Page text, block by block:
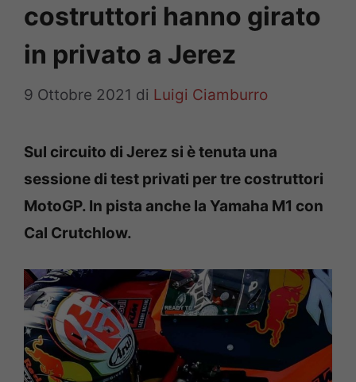
costruttori hanno girato
in privato a Jerez
9 Ottobre 2021 di Luigi Ciamburro
Sul circuito di Jerez si è tenuta una
sessione di test privati per tre costruttori
MotoGP. In pista anche la Yamaha M1 con
Cal Crutchlow.